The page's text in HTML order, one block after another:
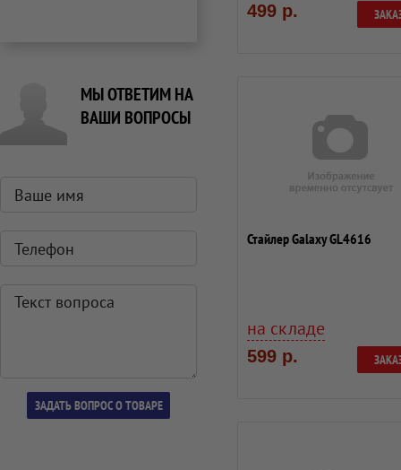
МЫ ОТВЕТИМ НА
ВАШИ ВОПРОСЫ
499 р.
Стайлер Galaxy GL4616
на складе
599 р.